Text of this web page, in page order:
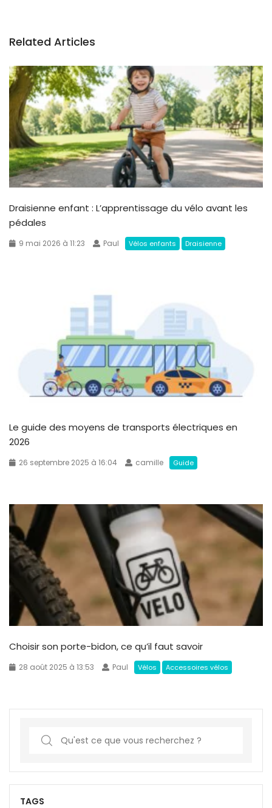
Related Articles
Draisienne enfant : L’apprentissage du vélo avant les
pédales
9 mai 2026 à 11:23 Paul Vélos enfants Draisienne
Le guide des moyens de transports électriques en
2026
26 septembre 2025 à 16:04 camille Guide
Choisir son porte-bidon, ce qu’il faut savoir
28 août 2025 à 13:53 Paul Vélos Accessoires vélos
r
c
TAGS